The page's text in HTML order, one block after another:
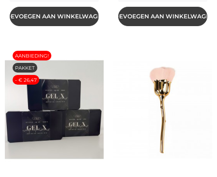
TOEVOEGEN AAN WINKELWAGEN TOEVOEGEN AAN WINKELWAGEN
AANBIEDING!
PAKKET
- € 26,47